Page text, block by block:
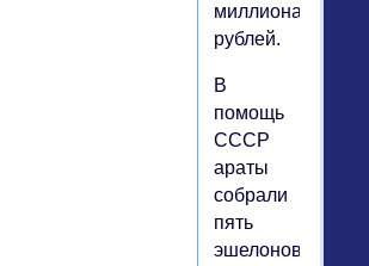
миллиона
рублей.
В
помощь
СССР
араты
собрали
пять
эшелонов